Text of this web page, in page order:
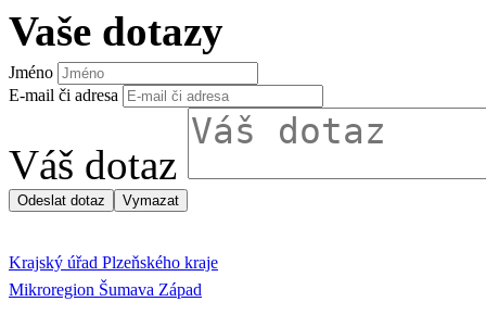
Vaše dotazy
Jméno
E-mail či adresa
Váš dotaz
Krajský úřad Plzeňského kraje
Mikroregion Šumava Západ